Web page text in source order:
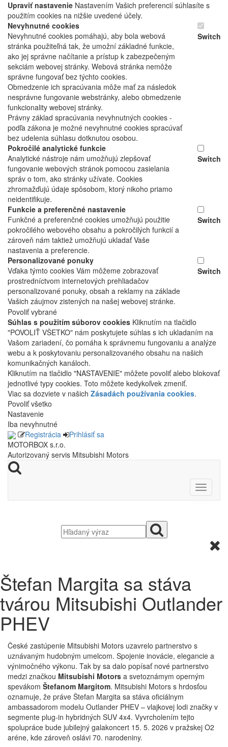
Upraviť nastavenie Nastavením Vašich preferencií súhlasíte s
použitím cookies na nižšie uvedené účely.
Nevyhnutné cookies
Nevyhnutné cookies pomáhajú, aby bola webová
stránka použiteľná tak, že umožní základné funkcie,
ako jej správne načítanie a prístup k zabezpečeným
sekciám webovej stránky. Webová stránka nemôže
správne fungovať bez týchto cookies.
Obmedzenie ich spracúvania môže mať za následok
nesprávne fungovanie webstránky, alebo obmedzenie
funkcionality webovej stránky.
Právny základ spracúvania nevyhnutných cookies -
podľa zákona je možné nevyhnutné cookies spracúvať
bez udelenia súhlasu dotknutou osobou.
Switch
Pokročilé analytické funkcie
Analytické nástroje nám umožňujú zlepšovať
fungovanie webových stránok pomocou zasielania
správ o tom, ako stránky užívate. Cookies
zhromažďujú údaje spôsobom, ktorý nikoho priamo
neidentifikuje.
Switch
Funkcie a preferenčné nastavenie
Funkčné a preferenčné cookies umožňujú použitie
pokročilého webového obsahu a pokročilých funkcií a
zároveň nám taktiež umožňujú ukladať Vaše
nastavenia a preferencie.
Switch
Personalizované ponuky
Vďaka týmto cookies Vám môžeme zobrazovať
prostredníctvom internetových prehliadačov
personalizované ponuky, obsah a reklamy na základe
Vašich záujmov zistených na našej webovej stránke.
Switch
Povoliť vybrané
Súhlas s použitím súborov cookies Kliknutím na tlačidlo
"POVOLIŤ VŠETKO" nám poskytujete súhlas s ich ukladaním na
Vašom zariadení, čo pomáha k správnemu fungovaniu a analýze
webu a k poskytovaniu personalizovaného obsahu na našich
komunikačných kanáloch.
Kliknutím na tlačidlo "NASTAVENIE" môžete povoliť alebo blokovať
jednotlivé typy cookies. Toto môžete kedykoľvek zmeniť.
Viac sa dozviete v našich Zásadách používania cookies.
Povoliť všetko
Nastavenie
Iba nevyhnutné
Registrácia
Prihlásiť sa
MOTORBOX s.r.o.
Autorizovaný servis Mitsubishi Motors
Štefan Margita sa stáva
tvárou Mitsubishi Outlander
PHEV
České zastúpenie Mitsubishi Motors uzavrelo partnerstvo s
uznávaným hudobným umelcom. Spojenie inovácie, elegancie a
výnimočného výkonu. Tak by sa dalo popísať nové partnerstvo
medzi značkou Mitsubishi Motors a svetoznámym operným
spevákom Štefanom Margitom. Mitsubishi Motors s hrdosťou
oznamuje, že práve Štefan Margita sa stáva oficiálnym
ambassadorom modelu Outlander PHEV – vlajkovej lodi značky v
segmente plug-in hybridných SUV 4x4. Vyvrcholením tejto
spolupráce bude jubilejný galakoncert 15. 5. 2026 v pražskej O2
aréne, kde zároveň oslávi 70. narodeniny.